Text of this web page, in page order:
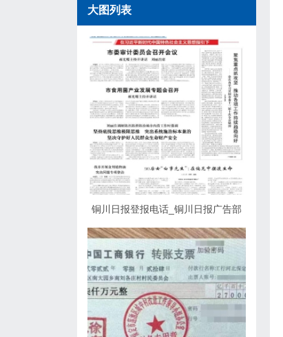
大图列表
铜川日报登报电话_铜川日报广告部